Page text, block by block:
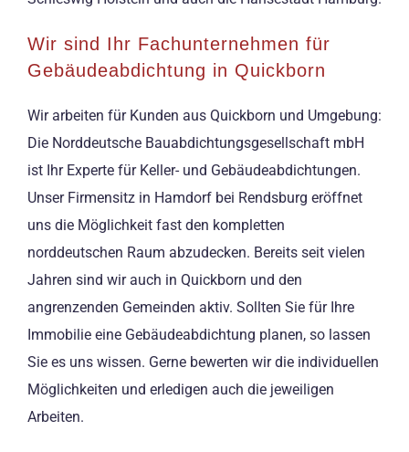
Wir sind Ihr Fachunternehmen für
Gebäudeabdichtung in Quickborn
Wir arbeiten für Kunden aus Quickborn und Umgebung:
Die Norddeutsche Bauabdichtungsgesellschaft mbH
ist Ihr Experte für Keller- und Gebäudeabdichtungen.
Unser Firmensitz in Hamdorf bei Rendsburg eröffnet
uns die Möglichkeit fast den kompletten
norddeutschen Raum abzudecken. Bereits seit vielen
Jahren sind wir auch in Quickborn und den
angrenzenden Gemeinden aktiv. Sollten Sie für Ihre
Immobilie eine Gebäudeabdichtung planen, so lassen
Sie es uns wissen. Gerne bewerten wir die individuellen
Möglichkeiten und erledigen auch die jeweiligen
Arbeiten.